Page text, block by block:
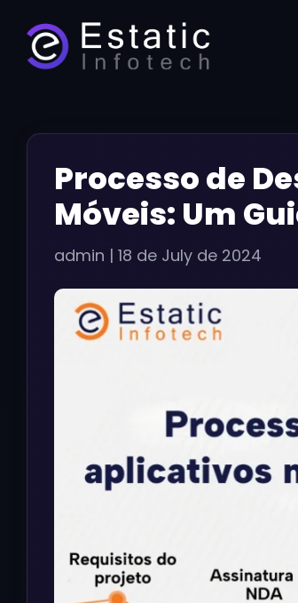
Processo de
Móveis: Um
admin | 18 de July de 2024